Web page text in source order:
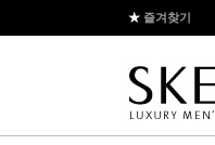
★ 즐겨찾기